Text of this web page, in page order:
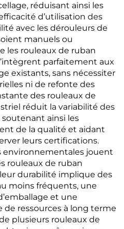
réduisant ainsi les
d’utilisation des
avec les dérouleurs de
manuels ou
les rouleaux de ruban
parfaitement aux
existants, sans nécessiter
ni de refonte des
des rouleaux de
réduit la variabilité des
soutenant ainsi les
de la qualité et aidant
leurs certifications.
environnementales jouent
rouleaux de ruban
durabilité implique des
moins fréquents, une
et une
ressources à long terme
plusieurs rouleaux de